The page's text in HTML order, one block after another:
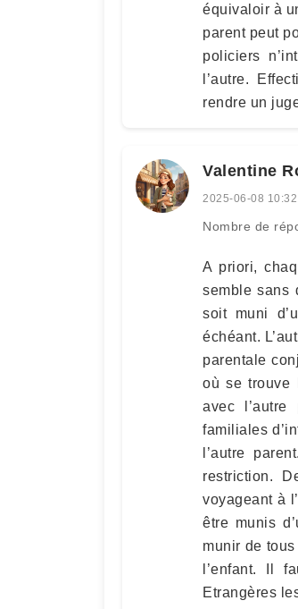
équivaloir à
parent peut
policiers
l’autre.
rendre un
Valentine
2025-06-08
Nombre de
A priori,
semble sans
soit muni
échéant.
parentale
où se trouve
avec
familiales
l’autre
restriction.
voyageant à
être munis
munir de
l’enfant. Il
Etrangères